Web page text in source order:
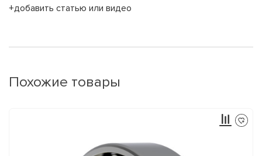
+добавить статью или видео
Похожие товары